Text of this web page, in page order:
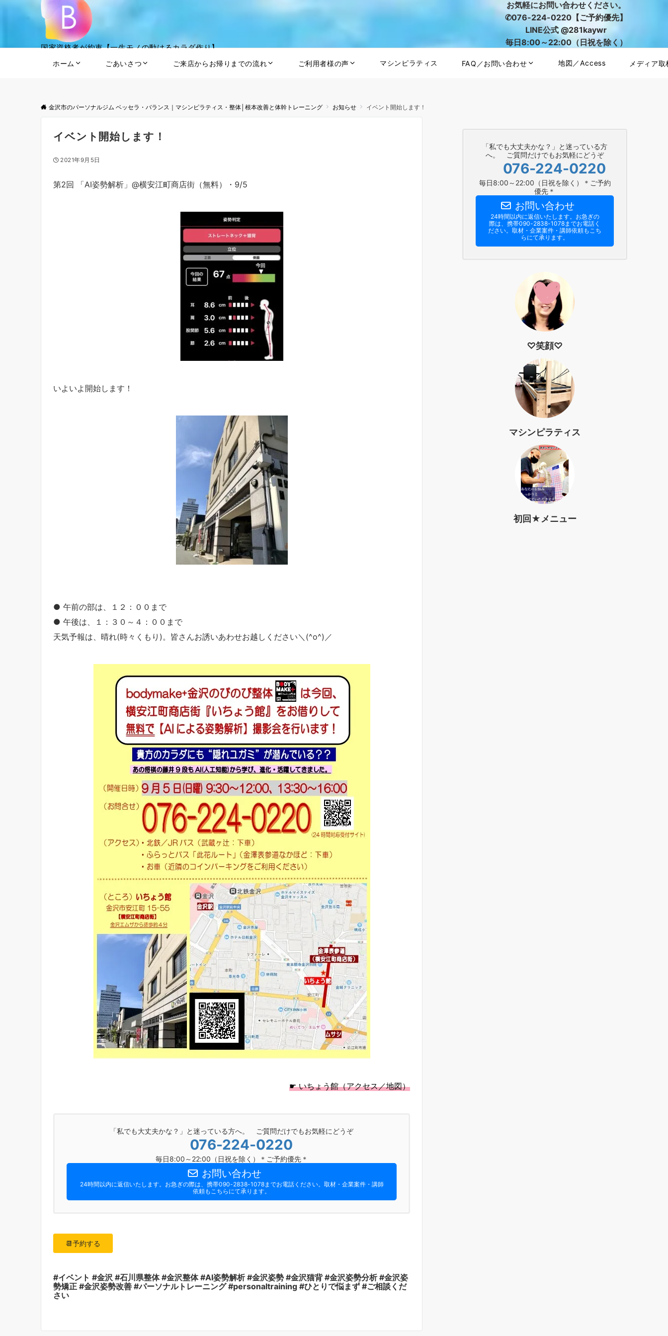
国家資格者が約束【一生モノの動けるカラダ作り】
お気軽にお問い合わせください。
✆076-224-0220【ご予約優先】
LINE公式 @281kaywr
毎日8:00～22:00（日祝を除く）
ホーム ごあいさつ ご来店からお帰りまでの流れ ご利用者様の声 マシンピラティス FAQ／お問い合わせ 地図／Access メディア取
金沢市のパーソナルジム ベッセラ・バランス｜マシンピラティス・整体│根本改善と体幹トレーニング お知らせ イベント開始します！
イベント開始します！
2021年9月5日
第2回 「AI姿勢解析」@横安江町商店街（無料）・9/5
いよいよ開始します！
● 午前の部は、１２：００まで
● 午後は、１：３０～４：００まで
天気予報は、晴れ(時々くもり)。皆さんお誘いあわせお越しください＼(^o^)／
☛ いちょう館（アクセス／地図）
「私でも大丈夫かな？」と迷っている方へ。 ご質問だけでもお気軽にどうぞ
076-224-0220
毎日8:00～22:00（日祝を除く）＊ご予約優先＊
お問い合わせ
24時間以内に返信いたします。お急ぎの際は、携帯090-2838-1078までお電話ください。​取材・企業案件・講師
依頼もこちらにて承ります。
📆予約する
#イベント #金沢 #石川県整体 #金沢整体 #AI姿勢解析 #金沢姿勢 #金沢猫背 #金沢姿勢分析 #金沢姿
勢矯正 #金沢姿勢改善 #パーソナルトレーニング #personaltraining #ひとりで悩まず #ご相談くだ
さい
「私でも大丈夫かな？」と迷っている方
へ。 ご質問だけでもお気軽にどうぞ
076-224-0220
毎日8:00～22:00（日祝を除く）＊ご予約
優先＊
お問い合わせ
24時間以内に返信いたします。お急ぎの
際は、携帯090-2838-1078までお電話く
ださい。​取材・企業案件・講師依頼もこち
らにて承ります。
♡笑顔♡
マシンピラティス
初回★メニュー